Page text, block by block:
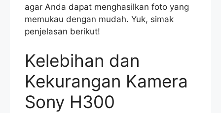
agar Anda dapat menghasilkan foto yang
memukau dengan mudah. Yuk, simak
penjelasan berikut!
Kelebihan dan
Kekurangan Kamera
Sony H300